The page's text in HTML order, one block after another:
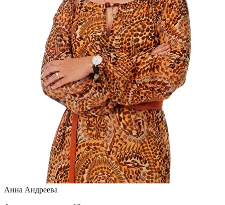
Анна Андреева